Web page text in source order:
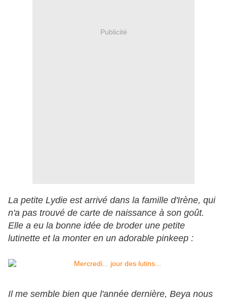
Publicité
La petite Lydie est arrivé dans la famille d'Irène, qui
n'a pas trouvé de carte de naissance à son goût.
Elle a eu la bonne idée de broder une petite
lutinette et la monter en un adorable pinkeep :
Il me semble bien que l'année dernière, Beya nous